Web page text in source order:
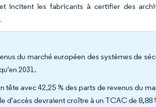
incitent les fabricants à certifier des
du marché européen des systèmes de
2031.
avec 42,25 % des parts de revenus du
d'accès devraient croître à un TCAC de 8,88